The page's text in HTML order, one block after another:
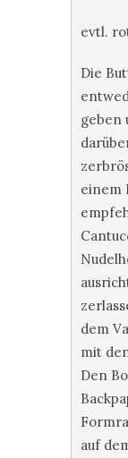
evtl.
Die
geben
einem
dem
mit
Den
auf